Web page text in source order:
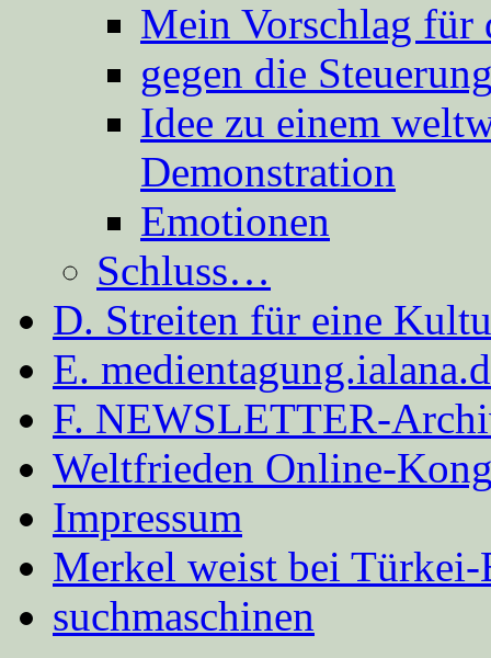
Mein Vorschlag für
gegen die
Idee zu einem
Demonstration
Emotionen
Schluss…
D. Streiten für eine
E.
F. NEWSLETTER-
Weltfrieden Online-
Impressum
Merkel weist bei
suchmaschinen